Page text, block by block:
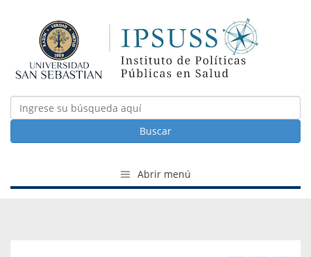
Buscar
Abrir menú